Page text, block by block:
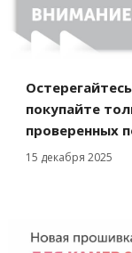
покупайте
проверенных
15 декабря 2025